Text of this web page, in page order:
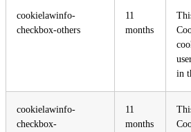
cookielawinfo-
checkbox-others
11
months
in
cookielawinfo-
checkbox-
11
months